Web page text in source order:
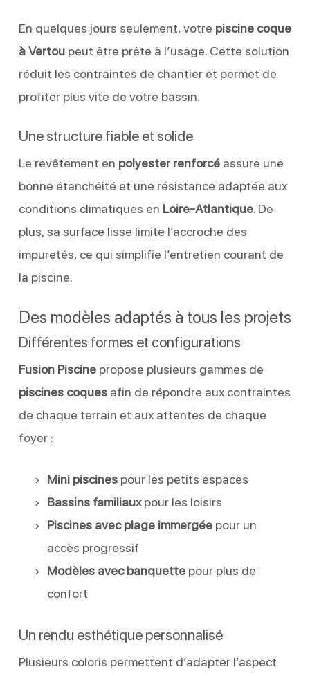
En quelques jours seulement, votre piscine coque
à Vertoupeut être prête à l’usage. Cette solution
réduit les contraintes de chantier et permet de
profiter plus vite de votre bassin.
Une structure fiable et solide
Le revêtement en polyester renforcéassure une
bonne étanchéité et une résistance adaptée aux
conditions climatiques en Loire-Atlantique. De
plus, sa surface lisse limite l’accroche des
impuretés, ce qui simplifie l’entretien courant de
la piscine.
Des modèles adaptés à tous les projets
Différentes formes et configurations
Fusion Piscinepropose plusieurs gammes de
piscines coquesafin de répondre aux contraintes
de chaque terrain et aux attentes de chaque
foyer :
Mini piscinespour les petits espaces
Bassins familiauxpour les loisirs
Piscines avec plage immergéepour un
accès progressif
Modèles avec banquettepour plus de
confort
Un rendu esthétique personnalisé
Plusieurs coloris permettent d’adapter l’aspect